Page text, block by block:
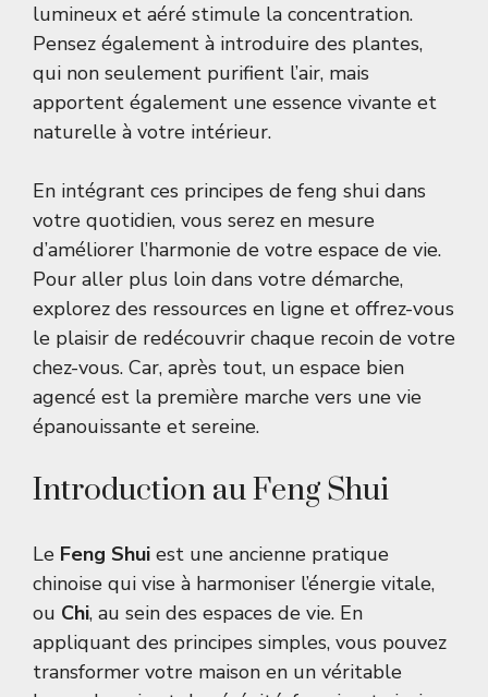
lumineux et aéré stimule la concentration.
Pensez également à introduire des plantes,
qui non seulement purifient l’air, mais
apportent également une essence vivante et
naturelle à votre intérieur.
En intégrant ces principes de feng shui dans
votre quotidien, vous serez en mesure
d’améliorer l’harmonie de votre espace de vie.
Pour aller plus loin dans votre démarche,
explorez des ressources en ligne et offrez-vous
le plaisir de redécouvrir chaque recoin de votre
chez-vous. Car, après tout, un espace bien
agencé est la première marche vers une vie
épanouissante et sereine.
Introduction au Feng Shui
Le Feng Shui est une ancienne pratique
chinoise qui vise à harmoniser l’énergie vitale,
ou Chi, au sein des espaces de vie. En
appliquant des principes simples, vous pouvez
transformer votre maison en un véritable